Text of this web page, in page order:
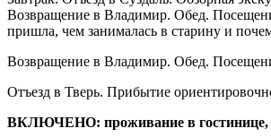
Возвращение в Владимир. Обед.
пришла, чем занималась в старину и
Возвращение в Владимир. Обед.
Отъезд в Тверь. Прибытие
ВКЛЮЧЕНО: проживание в гостинице,